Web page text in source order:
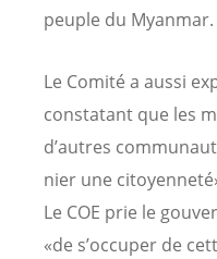
peuple du Myanmar.
Le Comité a aussi
constatant que les
d’autres
nier une
Le COE prie le
«de s’occuper de